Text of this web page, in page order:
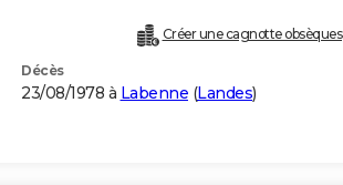
Créer une cagnotte obsèques
Décès
23/08/1978 à Labenne (Landes)